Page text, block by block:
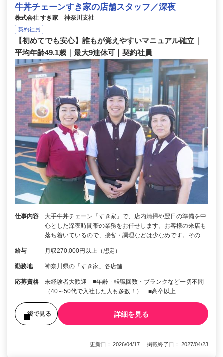
牛丼チェーンすき家の店舗スタッフ／深夜
株式会社 すき家 神奈川支社
契約社員
【初めてでも安心】誰もが覚えやすいマニュアル確立｜
平均年齢49.1歳｜最大9連休可｜契約社員
仕事内容
大手牛丼チェーン『すき家』で、店内清掃や翌日の準備を中
心とした深夜時間帯の業務をお任せします。お客様の来店も
落ち着いているので、接客・調理などは少なめです。その…
給与 月収270,000円以上（想定）
勤務地 神奈川県の「すき家」各店舗
応募資格
未経験者大歓迎 ■年齢・転職回数・ブランクなど一切不問
（40～50代で入社した人も多数！） ■高卒以上
後で見る 詳細を見る
更新日： 2026/04/17 掲載終了日： 2027/04/23